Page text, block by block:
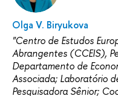
Olga V. Biryukova
"Centro de Estudos
Abrangentes (CCEIS),
Departamento de
Associada; Laboratório
Pesquisadora Sênior;